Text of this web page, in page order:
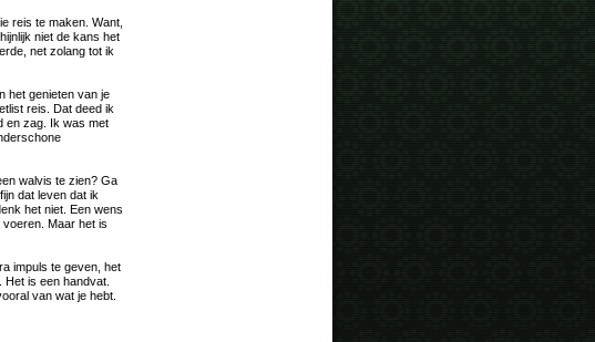
reis te maken. Want,
niet de kans het
net zolang tot ik
het genieten van je
reis. Dat deed ik
en zag. Ik was met
walvis te zien? Ga
dat leven dat ik
het niet. Een wens
Maar het is
impuls te geven, het
Het is een handvat.
van wat je hebt.